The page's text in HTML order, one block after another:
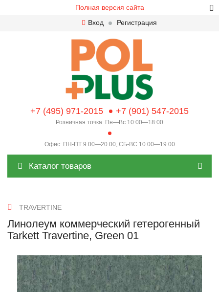
Полная версия сайта
Вход
Регистрация
+7 (495) 971-2015 +7 (901) 547-2015
Розничная точка: Пн—Вс 10:00—18:00
Офис: ПН-ПТ 9.00—20.00, СБ-ВС 10.00—19.00
Каталог товаров
TRAVERTINE
Линолеум коммерческий гетерогенный
Tarkett Travertine, Green 01